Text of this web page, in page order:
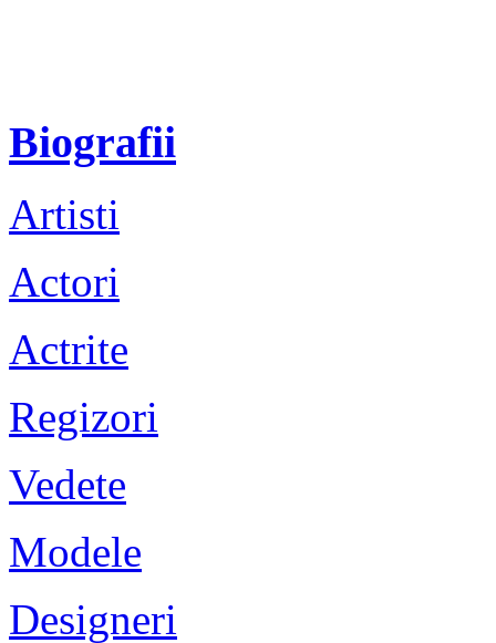
Biografii
Artisti
Actori
Actrite
Regizori
Vedete
Modele
Designeri